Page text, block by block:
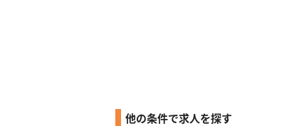
他の条件で求人を探す